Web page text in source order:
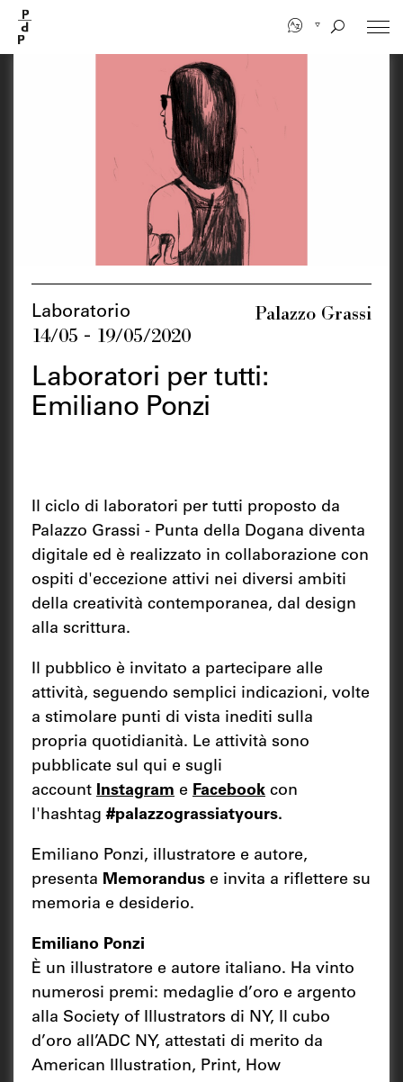
contenuto
principale
Laboratorio
14/05 - 19/05/2020
Palazzo Grassi
Laboratori per tutti:
Emiliano Ponzi
Il ciclo di laboratori per tutti proposto da
Palazzo Grassi - Punta della Dogana diventa
digitale ed è realizzato in collaborazione con
ospiti d'eccezione attivi nei diversi ambiti
della creatività contemporanea, dal design
alla scrittura.
Il pubblico è invitato a partecipare alle
attività, seguendo semplici indicazioni, volte
a stimolare punti di vista inediti sulla
propria quotidianità. Le attività sono
pubblicate sul qui e sugli
account Instagram e Facebook con
l'hashtag#palazzograssiatyours.
Emiliano Ponzi, illustratore e autore,
presenta Memorandus e invita a riflettere su
memoria e desiderio.
Emiliano Ponzi
È un illustratore e autore italiano. Ha vinto
numerosi premi: medaglie d’oro e argento
alla Society of Illustrators di NY, Il cubo
d’oro all’ADC NY, attestati di merito da
American Illustration, Print, How